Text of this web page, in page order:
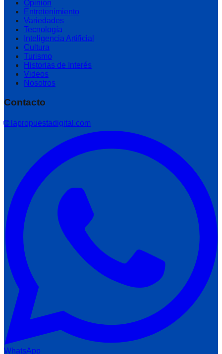
Opinión
Entretenimiento
Variedades
Tecnología
Inteligencia Artificial
Cultura
Turismo
Historias de Interés
Videos
Nosotros
Contacto
🌐 lapropuestadigital.com
WhatsApp